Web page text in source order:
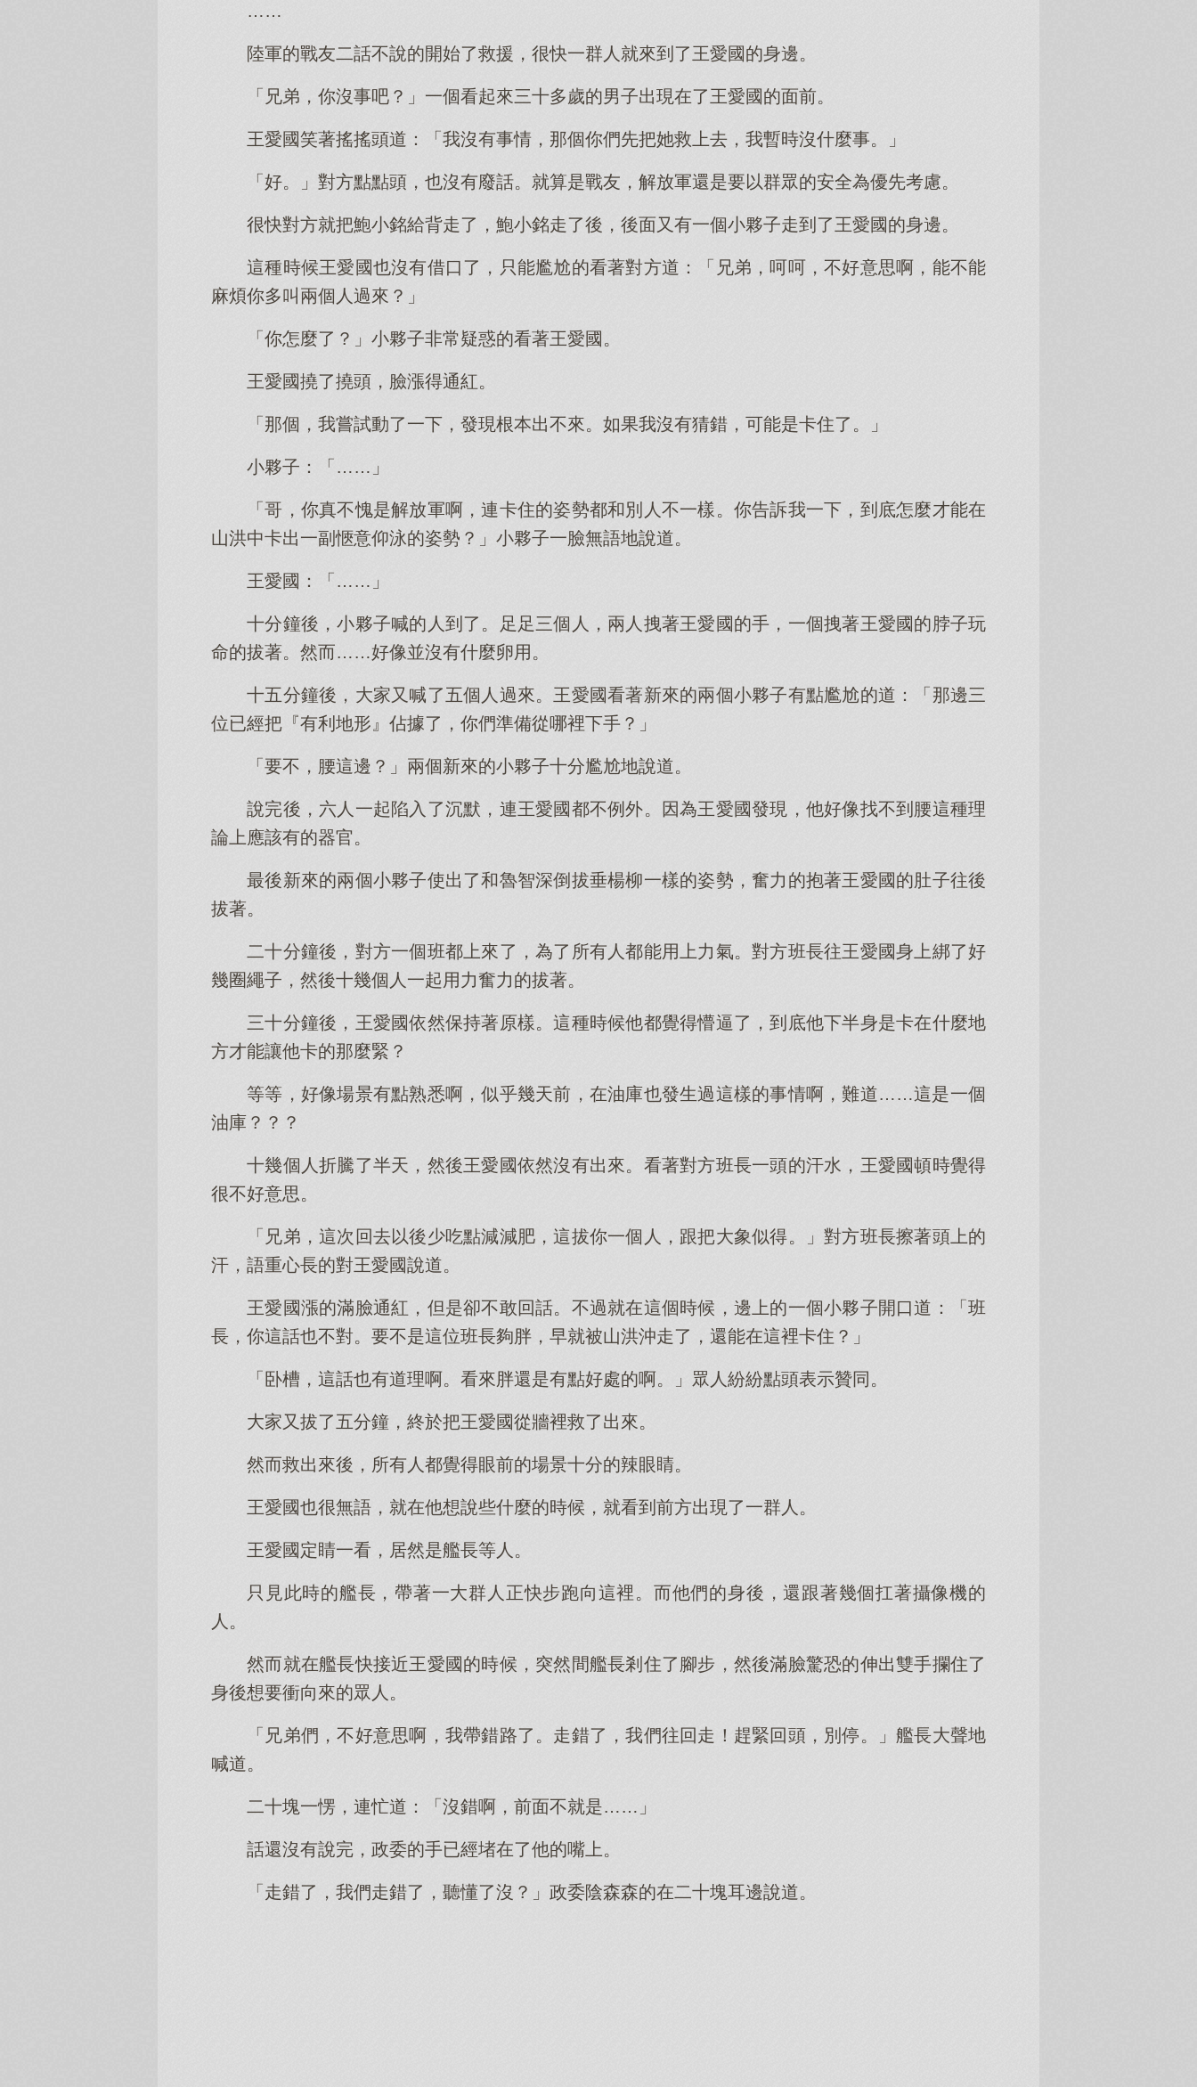
……
陸軍的戰友二話不說的開始了救援，很快一群人就來到了王愛國的身邊。
「兄弟，你沒事吧？」一個看起來三十多歲的男子出現在了王愛國的面前。
王愛國笑著搖搖頭道：「我沒有事情，那個你們先把她救上去，我暫時沒什麼事。」
「好。」對方點點頭，也沒有廢話。就算是戰友，解放軍還是要以群眾的安全為優先考慮。
很快對方就把鮑小銘給背走了，鮑小銘走了後，後面又有一個小夥子走到了王愛國的身邊。
這種時候王愛國也沒有借口了，只能尷尬的看著對方道：「兄弟，呵呵，不好意思啊，能不能
麻煩你多叫兩個人過來？」
「你怎麼了？」小夥子非常疑惑的看著王愛國。
王愛國撓了撓頭，臉漲得通紅。
「那個，我嘗試動了一下，發現根本出不來。如果我沒有猜錯，可能是卡住了。」
小夥子：「……」
「哥，你真不愧是解放軍啊，連卡住的姿勢都和別人不一樣。你告訴我一下，到底怎麼才能在
山洪中卡出一副愜意仰泳的姿勢？」小夥子一臉無語地說道。
王愛國：「……」
十分鐘後，小夥子喊的人到了。足足三個人，兩人拽著王愛國的手，一個拽著王愛國的脖子玩
命的拔著。然而……好像並沒有什麼卵用。
十五分鐘後，大家又喊了五個人過來。王愛國看著新來的兩個小夥子有點尷尬的道：「那邊三
位已經把『有利地形』佔據了，你們準備從哪裡下手？」
「要不，腰這邊？」兩個新來的小夥子十分尷尬地說道。
說完後，六人一起陷入了沉默，連王愛國都不例外。因為王愛國發現，他好像找不到腰這種理
論上應該有的器官。
最後新來的兩個小夥子使出了和魯智深倒拔垂楊柳一樣的姿勢，奮力的抱著王愛國的肚子往後
拔著。
二十分鐘後，對方一個班都上來了，為了所有人都能用上力氣。對方班長往王愛國身上綁了好
幾圈繩子，然後十幾個人一起用力奮力的拔著。
三十分鐘後，王愛國依然保持著原樣。這種時候他都覺得懵逼了，到底他下半身是卡在什麼地
方才能讓他卡的那麼緊？
等等，好像場景有點熟悉啊，似乎幾天前，在油庫也發生過這樣的事情啊，難道……這是一個
油庫？？？
十幾個人折騰了半天，然後王愛國依然沒有出來。看著對方班長一頭的汗水，王愛國頓時覺得
很不好意思。
「兄弟，這次回去以後少吃點減減肥，這拔你一個人，跟把大象似得。」對方班長擦著頭上的
汗，語重心長的對王愛國說道。
王愛國漲的滿臉通紅，但是卻不敢回話。不過就在這個時候，邊上的一個小夥子開口道：「班
長，你這話也不對。要不是這位班長夠胖，早就被山洪沖走了，還能在這裡卡住？」
「卧槽，這話也有道理啊。看來胖還是有點好處的啊。」眾人紛紛點頭表示贊同。
大家又拔了五分鐘，終於把王愛國從牆裡救了出來。
然而救出來後，所有人都覺得眼前的場景十分的辣眼睛。
王愛國也很無語，就在他想說些什麼的時候，就看到前方出現了一群人。
王愛國定睛一看，居然是艦長等人。
只見此時的艦長，帶著一大群人正快步跑向這裡。而他們的身後，還跟著幾個扛著攝像機的
人。
然而就在艦長快接近王愛國的時候，突然間艦長剎住了腳步，然後滿臉驚恐的伸出雙手攔住了
身後想要衝向來的眾人。
「兄弟們，不好意思啊，我帶錯路了。走錯了，我們往回走！趕緊回頭，別停。」艦長大聲地
喊道。
二十塊一愣，連忙道：「沒錯啊，前面不就是……」
話還沒有說完，政委的手已經堵在了他的嘴上。
「走錯了，我們走錯了，聽懂了沒？」政委陰森森的在二十塊耳邊說道。